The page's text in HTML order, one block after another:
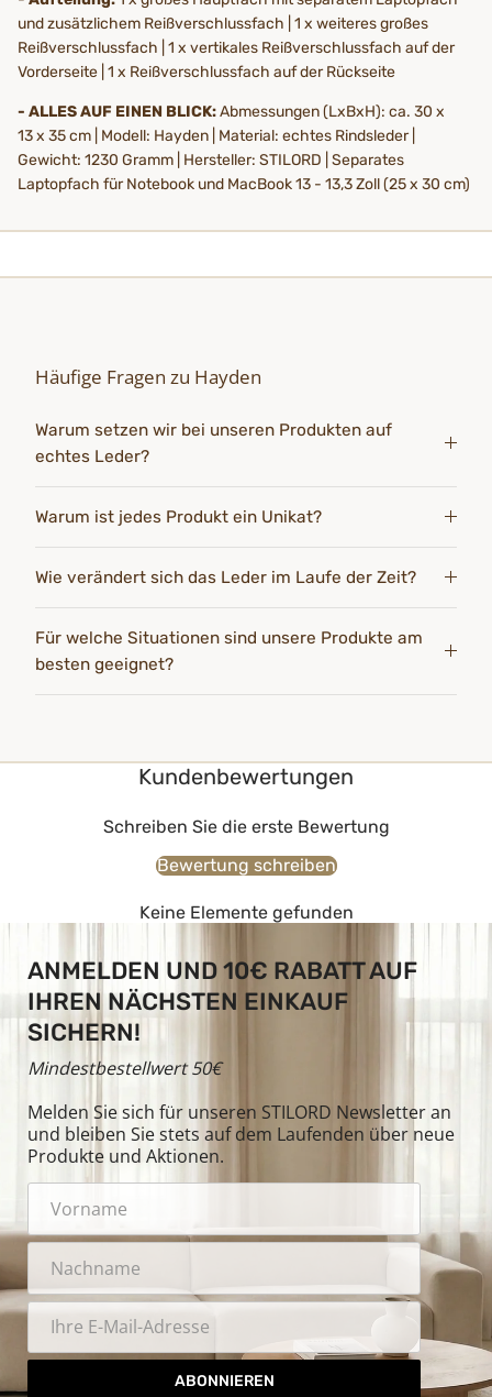
und zusätzlichem Reißverschlussfach | 1 x weiteres großes
Reißverschlussfach | 1 x vertikales Reißverschlussfach auf der
Vorderseite | 1 x Reißverschlussfach auf der Rückseite
- ALLES AUF EINEN BLICK:Abmessungen (LxBxH): ca. 30 x
13 x 35 cm | Modell: Hayden | Material: echtes Rindsleder |
Gewicht: 1230 Gramm | Hersteller: STILORD | Separates
Laptopfach für Notebook und MacBook 13 - 13,3 Zoll (25 x 30 cm)
Häufige Fragen zu Hayden
Warum setzen wir bei unseren Produkten auf
echtes Leder?
Warum ist jedes Produkt ein Unikat?
Wie verändert sich das Leder im Laufe der Zeit?
Für welche Situationen sind unsere Produkte am
besten geeignet?
Kundenbewertungen
Schreiben Sie die erste Bewertung
Bewertung schreiben
Keine Elemente gefunden
ANMELDEN UND 10€ RABATT AUF
IHREN NÄCHSTEN EINKAUF
SICHERN!
Mindestbestellwert 50€
Melden Sie sich für unseren STILORD Newsletter an
und bleiben Sie stets auf dem Laufenden über neue
Produkte und Aktionen.
ABONNIEREN